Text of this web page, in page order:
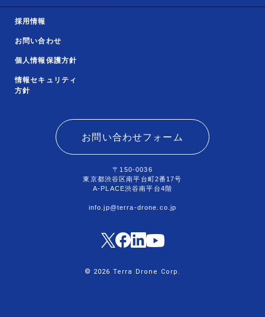
採用情報
お問い合わせ
個人情報保護方針
情報セキュリティ
方針
お問い合わせフォーム
〒150-0036
東京都渋谷区南平台町2番17号
A-PLACE渋谷南平台4階
info.jp@terra-drone.co.jp
© 2026 Terra Drone Corp.